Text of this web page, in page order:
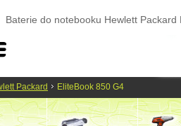
Baterie do notebooku Hewlett Packard
Packard EliteBook 850 G4